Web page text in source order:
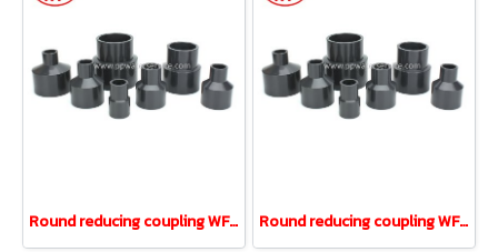
Round reducing coupling WF UPVC ANSI 1-1/2" reducing 1/2" Round reducing coupling WF UPVC ANSI 1-1/4" reducing 3/4"